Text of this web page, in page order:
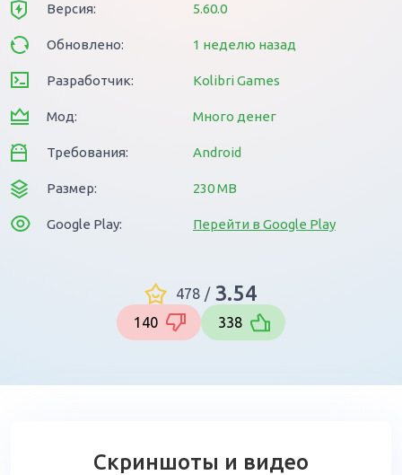
Версия: 5.60.0
Обновлено: 1 неделю назад
Разработчик: Kolibri Games
Мод: Много денег
Требования: Android
Размер: 230 MB
Google Play: Перейти в Google Play
478 / 3.54
140 338
Скриншоты и видео